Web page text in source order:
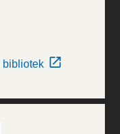
bibliotek